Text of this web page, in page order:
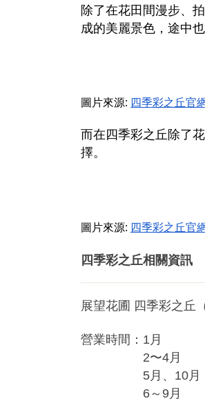
除了在花田間漫步、
成的美麗景色，途中
圖片來源: 四季彩之丘官
而在四季彩之丘除了
擇。
圖片來源: 四季彩之丘官
四季彩之丘相關資訊
展望花圃 四季彩之丘
營業時間：1月 8
2〜4月 9：
5月、10月 8
6～9月 8：